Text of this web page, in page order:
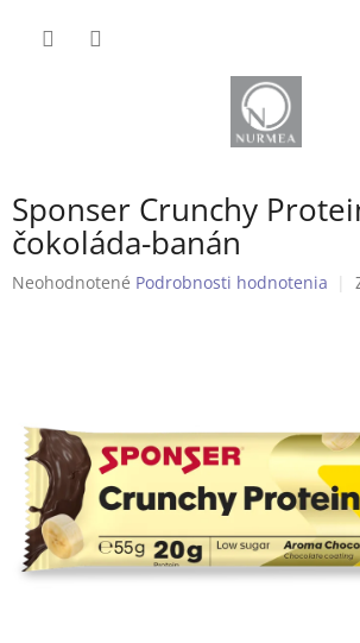
Sponser Crunchy
čokoláda-banán
Priemerné
hviezdičiek.
Neohodnotené Podrobnosti hodnotenia